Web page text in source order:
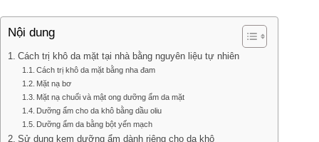
Nội dung
Cách trị khô da mặt tại nhà bằng nguyên liệu tự nhiên
Cách trị khô da mặt bằng nha đam
Mặt nạ bơ
Mặt nạ chuối và mật ong dưỡng ẩm da mặt
Dưỡng ẩm cho da khô bằng dầu oliu
Dưỡng ẩm da bằng bột yến mạch
Sử dụng kem dưỡng ẩm dành riêng cho da khô